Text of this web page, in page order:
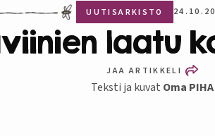
UUTISARKISTO
laatu
JAA ARTIKKELI
Teksti ja kuvat Oma PIHA